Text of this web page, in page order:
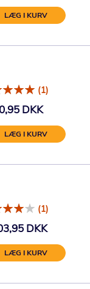
LÆG I KURV
(1)
DKK
LÆG I KURV
(1)
DKK
LÆG I KURV